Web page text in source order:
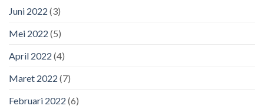
Juni 2022 (3)
Mei 2022 (5)
April 2022 (4)
Maret 2022 (7)
Februari 2022 (6)